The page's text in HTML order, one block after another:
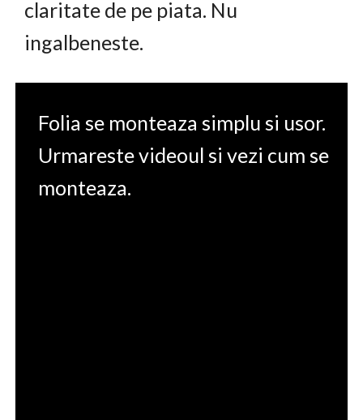
claritate de pe piata. Nu
ingalbeneste.
Folia se monteaza simplu si usor.
Urmareste videoul si vezi cum se
monteaza.